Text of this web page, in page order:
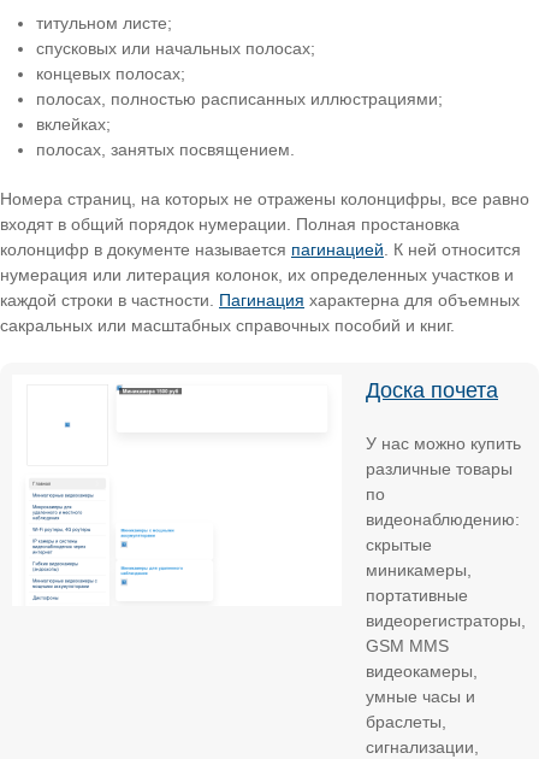
титульном листе;
спусковых или начальных полосах;
концевых полосах;
полосах, полностью расписанных иллюстрациями;
вклейках;
полосах, занятых посвящением.
Номера страниц, на которых не отражены колонцифры, все равно
входят в общий порядок нумерации. Полная простановка
колонцифр в документе называется пагинацией. К ней относится
нумерация или литерация колонок, их определенных участков и
каждой строки в частности. Пагинация характерна для объемных
сакральных или масштабных справочных пособий и книг.
Доска почета
У нас можно купить
различные товары
по
видеонаблюдению:
скрытые
миникамеры,
портативные
видеорегистраторы,
GSM MMS
видеокамеры,
умные часы и
браслеты,
сигнализации,